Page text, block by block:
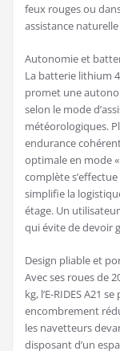
feux rouges ou
assistance
Autonomie et
La batterie lithium
promet une
selon le mode
météorologiques.
endurance
optimale en mode
complète
simplifie la
étage. Un
qui évite de devoir
Design pliable et
Avec ses roues de
kg, l’E-RIDES A21
encombrement
les navetteurs
disposant d’un